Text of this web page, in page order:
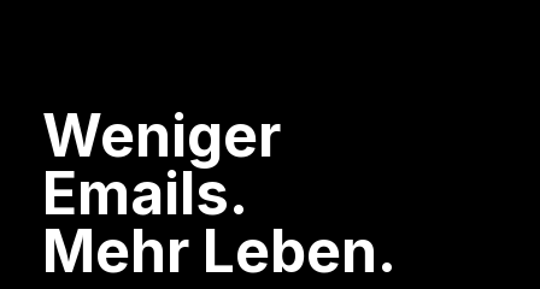
Weniger
Emails.
Mehr Leben.